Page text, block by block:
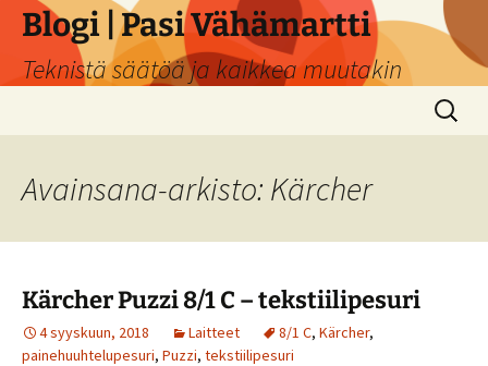
Siirry
sisältöön
Blogi | Pasi Vähämartti
Teknistä säätöä ja kaikkea muutakin
Haku:
Avainsana-arkisto: Kärcher
Kärcher Puzzi 8/1 C – tekstiilipesuri
4 syyskuun, 2018 Laitteet 8/1 C, Kärcher,
painehuuhtelupesuri, Puzzi, tekstiilipesuri